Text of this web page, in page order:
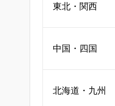
東北・関西
中国・四国
北海道・九州